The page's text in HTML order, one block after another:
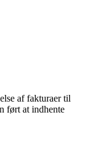
af fakturaer til
ført at indhente